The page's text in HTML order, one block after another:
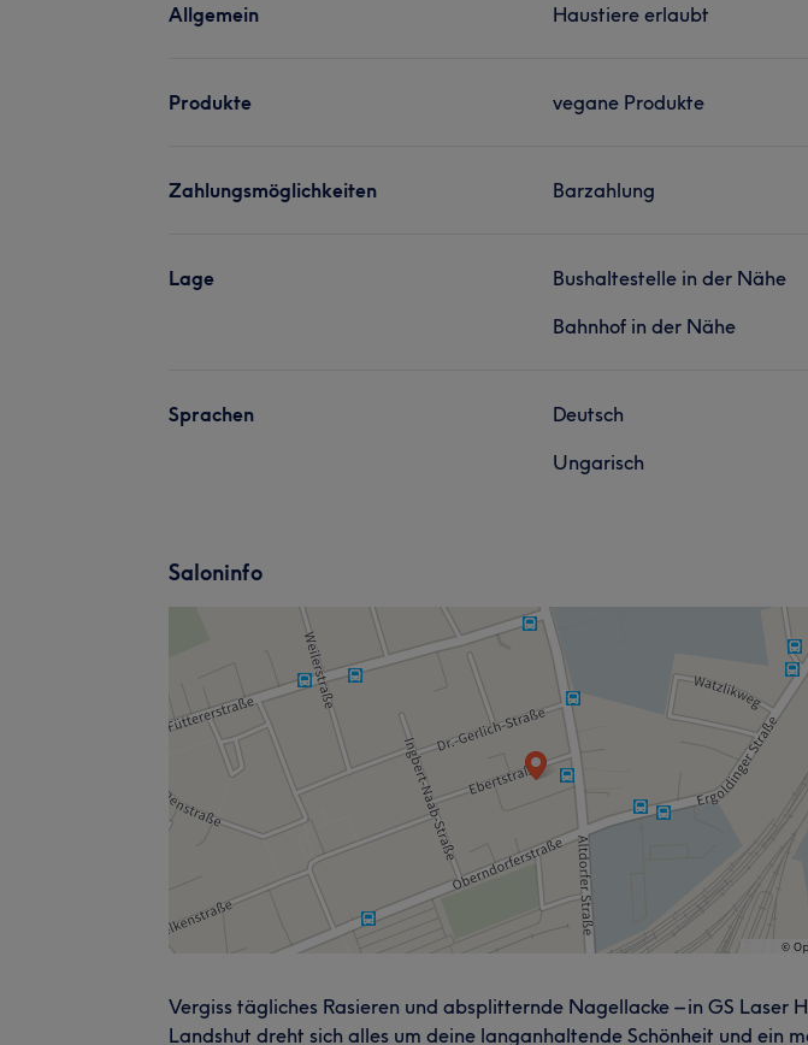
Allgemein Haustiere erlaubt
Produkte vegane Produkte
Zahlungsmöglichkeiten Barzahlung
Lage
Bushaltestelle in der Nähe
Bahnhof in der Nähe
Sprachen
Deutsch
Ungarisch
Saloninfo
Vergiss tägliches Rasieren und absplitternde Nagellacke – in GS Laser
Landshut dreht sich alles um deine langanhaltende Schönheit und ein